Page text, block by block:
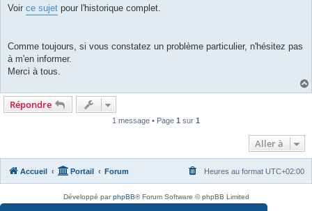
Voir ce sujet pour l'historique complet.
Comme toujours, si vous constatez un problème particulier, n'hésitez pas
à m'en informer.
Merci à tous.
Répondre
1 message • Page 1 sur 1
Aller à
Accueil Portail Forum Heures au format UTC+02:00
Développé parphpBB® Forum Software © phpBB Limited